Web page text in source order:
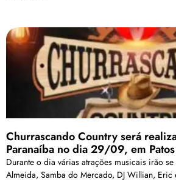
Churrascando Country será
Paranaíba no dia 29/09, em
Durante o dia várias atrações musicais irão
Almeida, Samba do Mercado, DJ Willian, Eric